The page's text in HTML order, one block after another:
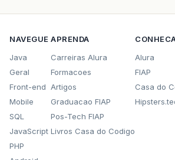
NAVEGUE
Java
Geral
Front-end
Mobile
SQL
JavaScript
PHP
APRENDA
Carreiras Alura
Formacoes
Artigos
Graduacao FIAP
Pos-Tech FIAP
Livros Casa do Codigo
Alura
FIAP
Casa do